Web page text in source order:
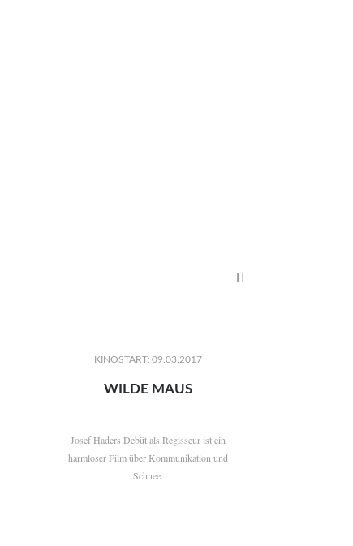

KINOSTART: 09.03.2017
WILDE MAUS
Josef Haders Debüt als Regisseur ist ein
harmloser Film über Kommunikation und
Schnee.